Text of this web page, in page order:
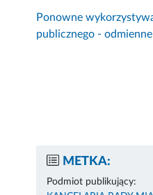
Ponowne
publicznego -
METKA:
Podmiot publikujący: